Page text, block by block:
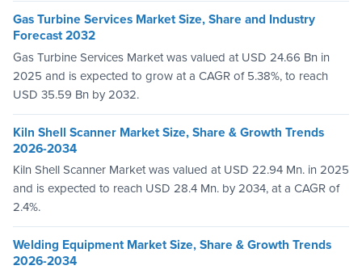
Gas Turbine Services Market Size, Share and Industry
Forecast 2032
Gas Turbine Services Market was valued at USD 24.66 Bn in
2025 and is expected to grow at a CAGR of 5.38%, to reach
USD 35.59 Bn by 2032.
Kiln Shell Scanner Market Size, Share & Growth Trends
2026-2034
Kiln Shell Scanner Market was valued at USD 22.94 Mn. in 2025
and is expected to reach USD 28.4 Mn. by 2034, at a CAGR of
2.4%.
Welding Equipment Market Size, Share & Growth Trends
2026-2034